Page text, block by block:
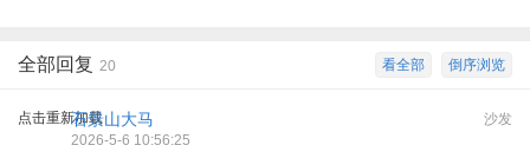
倒序浏览
看全部
全部回复 20
点击重新加载 沙发
石景山大马
2026-5-6 10:56:25